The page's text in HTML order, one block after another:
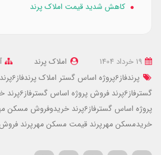
کاهش شدید قیمت املاک پرند
املاک پرند
پرندفاز6پروژه اساس گستر
املاک پرندفاز6پرند
گسترفاز6پرند
فروش پروژه اساس گسترفاز6پرند
پروژه اساس گسترفاز6پرند
خریدوفروش مسکن
خریدمسکن مهرپرند قیمت مسکن مهرپرند